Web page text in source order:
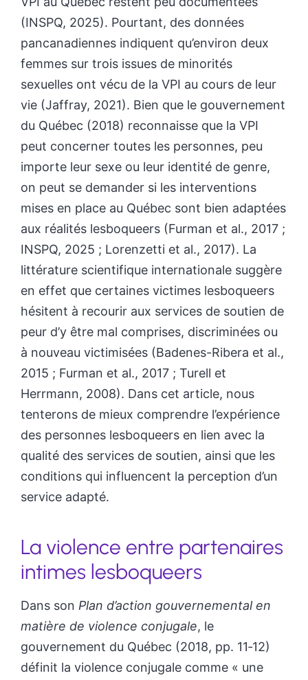
(INSPQ, 2025). Pourtant, des données
pancanadiennes indiquent qu’environ deux
femmes sur trois issues de minorités
sexuelles ont vécu de la VPI au cours de leur
vie (Jaffray, 2021). Bien que le gouvernement
du Québec (2018) reconnaisse que la VPI
peut concerner toutes les personnes, peu
importe leur sexe ou leur identité de genre,
on peut se demander si les interventions
mises en place au Québec sont bien adaptées
aux réalités lesboqueers (Furman et al., 2017 ;
INSPQ, 2025 ; Lorenzetti et al., 2017). La
littérature scientifique internationale suggère
en effet que certaines victimes lesboqueers
hésitent à recourir aux services de soutien de
peur d’y être mal comprises, discriminées ou
à nouveau victimisées (Badenes-Ribera et al.,
2015 ; Furman et al., 2017 ; Turell et
Herrmann, 2008). Dans cet article, nous
tenterons de mieux comprendre l’expérience
des personnes lesboqueers en lien avec la
qualité des services de soutien, ainsi que les
conditions qui influencent la perception d’un
service adapté.
La violence entre partenaires
intimes lesboqueers
Dans son Plan d’action gouvernemental en
matière de violence conjugale, le
gouvernement du Québec (2018, pp. 11‑12)
définit la violence conjugale comme « une